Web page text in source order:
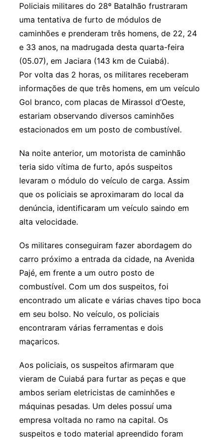
Policiais militares do 28º Batalhão frustraram
uma tentativa de furto de módulos de
caminhões e prenderam três homens, de 22, 24
e 33 anos, na madrugada desta quarta-feira
(05.07), em Jaciara (143 km de Cuiabá).
Por volta das 2 horas, os militares receberam
informações de que três homens, em um veículo
Gol branco, com placas de Mirassol d’Oeste,
estariam observando diversos caminhões
estacionados em um posto de combustível.
Na noite anterior, um motorista de caminhão
teria sido vítima de furto, após suspeitos
levaram o módulo do veículo de carga. Assim
que os policiais se aproximaram do local da
denúncia, identificaram um veículo saindo em
alta velocidade.
Os militares conseguiram fazer abordagem do
carro próximo a entrada da cidade, na Avenida
Pajé, em frente a um outro posto de
combustível. Com um dos suspeitos, foi
encontrado um alicate e várias chaves tipo boca
em seu bolso. No veículo, os policiais
encontraram várias ferramentas e dois
maçaricos.
Aos policiais, os suspeitos afirmaram que
vieram de Cuiabá para furtar as peças e que
ambos seriam eletricistas de caminhões e
máquinas pesadas. Um deles possuí uma
empresa voltada no ramo na capital. Os
suspeitos e todo material apreendido foram